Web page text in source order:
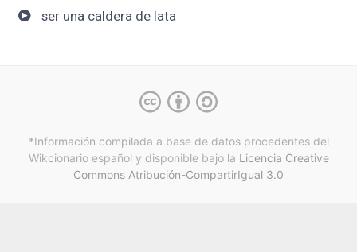
ser una caldera de lata
*Información compilada a base de datos procedentes del
Wikcionario español y disponible bajo la Licencia Creative
Commons Atribución-CompartirIgual 3.0